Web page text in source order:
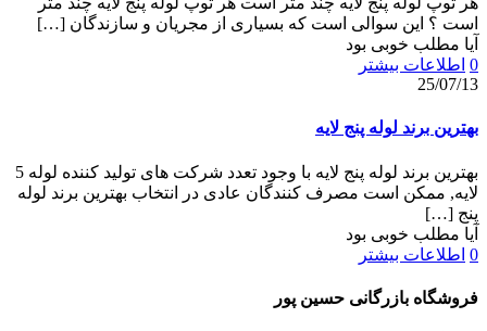
است ؟ این سوالی است که بسیاری از مجریان و سازندگان […]
آیا مطلب خوبی بود
0 اطلاعات بیشتر
25/07/13
بهترین برند لوله پنج لایه
بهترین برند لوله پنج لایه با وجود تعدد شرکت های تولید کننده لوله 5
لایه, ممکن است مصرف کنندگان عادی در انتخاب بهترین برند لوله
پنج […]
آیا مطلب خوبی بود
0 اطلاعات بیشتر
فروشگاه بازرگانی حسین پور